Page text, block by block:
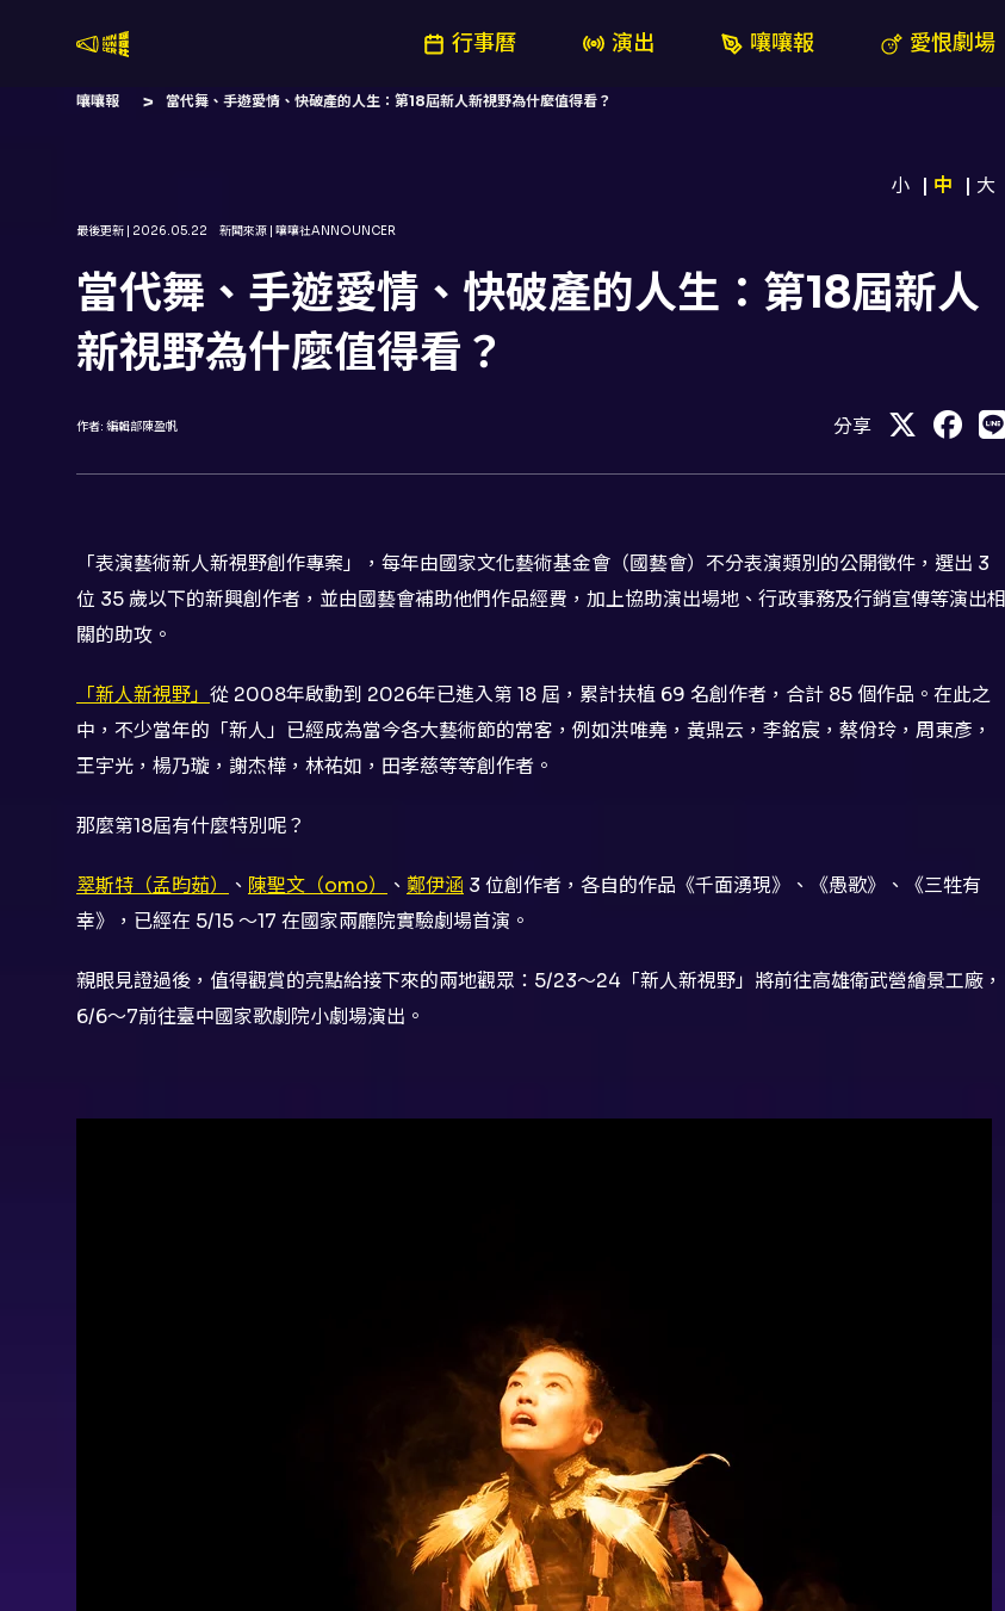
行事曆 演出 嚷嚷報 愛恨劇場
嚷嚷報 當代舞、手遊愛情、快破產的人生：第18屆新人新視野為什麼值得看？
小 中 大
最後更新 | 2026.05.22 新聞來源 | 嚷嚷社ANNOUNCER
當代舞、手遊愛情、快破產的人生：第18屆新人
新視野為什麼值得看？
作者: 編輯部陳盈帆 分享
「表演藝術新人新視野創作專案」，每年由國家文化藝術基金會（國藝會）不分表演類別的公開徵件，選出 3
位 35 歲以下的新興創作者，並由國藝會補助他們作品經費，加上協助演出場地、行政事務及行銷宣傳等演出相
關的助攻。
「新人新視野」 從 2008年啟動到 2026年已進入第 18 屆，累計扶植 69 名創作者，合計 85 個作品。在此之
中，不少當年的「新人」已經成為當今各大藝術節的常客，例如洪唯堯，黃鼎云，李銘宸，蔡佾玲，周東彥，
王宇光，楊乃璇，謝杰樺，林祐如，田孝慈等等創作者。
那麼第18屆有什麼特別呢？
翠斯特（孟昀茹） 、 陳聖文（omo） 、 鄭伊涵 3 位創作者，各自的作品《千面湧現》、《愚歌》、《三牲有
幸》，已經在 5/15 ～17 在國家兩廳院實驗劇場首演。
親眼見證過後，值得觀賞的亮點給接下來的兩地觀眾：5/23～24「新人新視野」將前往高雄衛武營繪景工廠，
6/6～7前往臺中國家歌劇院小劇場演出。